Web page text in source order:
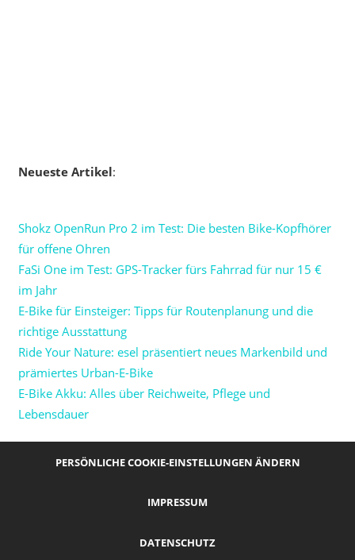
Neueste Artikel:
Shokz OpenRun Pro 2 im Test: Die besten Bike-Kopfhörer
für offene Ohren
FaSi One im Test: GPS-Tracker fürs Fahrrad für nur 15 €
im Jahr
E-Bike für Einsteiger: Tipps für Routenplanung und die
richtige Ausstattung
Ride Your Nature: esel präsentiert neues Markenbild und
prämiertes Urban-E-Bike
E-Bike Akku: Alles über Reichweite, Pflege und
Lebensdauer
PERSÖNLICHE COOKIE-EINSTELLUNGEN ÄNDERN
IMPRESSUM
DATENSCHUTZ